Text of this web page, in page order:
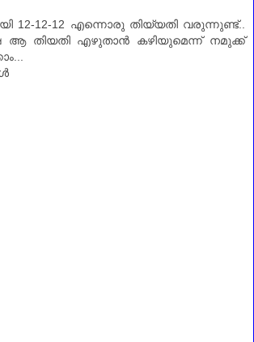
12-12-12 എന്നൊരു തിയ്യതി വരുന്നുണ്ട്..
ആ തിയതി എഴുതാൻ കഴിയുമെന്ന് നമുക്ക്